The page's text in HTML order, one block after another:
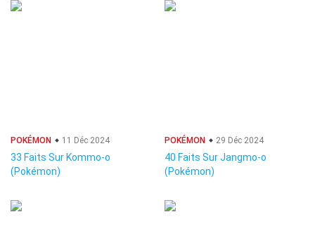
POKÉMON 11 Déc 2024
33 Faits Sur Kommo-o
(Pokémon)
POKÉMON 29 Déc 2024
40 Faits Sur Jangmo-o
(Pokémon)